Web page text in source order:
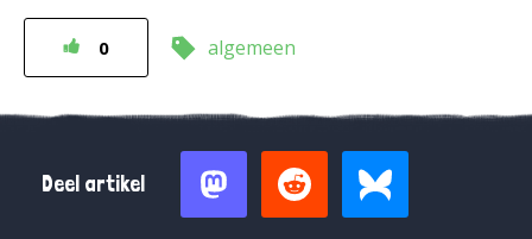
0 algemeen
Deel artikel